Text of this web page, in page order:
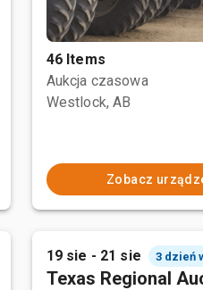
46 Items
Aukcja czasowa
Westlock, AB
Zobacz
19 sie - 21 sie 3 dzień
Texas Regional